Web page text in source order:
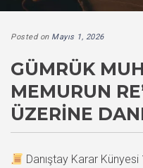
Posted on Mayıs 1, 2026
GÜMRÜK
MEMURUN
ÜZERINE
Danıştay Karar